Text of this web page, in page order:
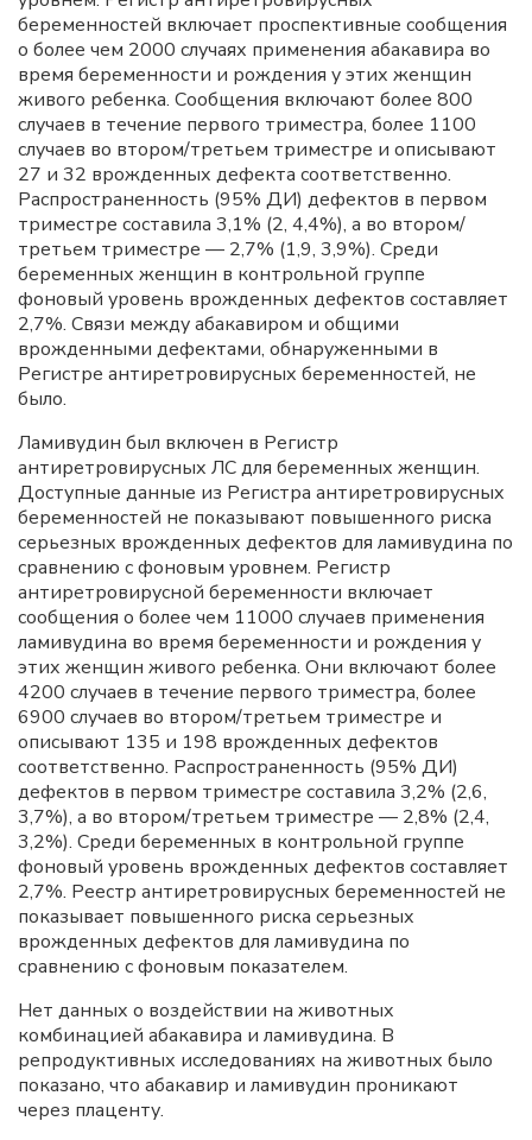
беременностей включает проспективные сообщения
о более чем 2000 случаях применения абакавира во
время беременности и рождения у этих женщин
живого ребенка. Сообщения включают более 800
случаев в течение первого триместра, более 1100
случаев во втором/третьем триместре и описывают
27 и 32 врожденных дефекта соответственно.
Распространенность (95% ДИ) дефектов в первом
триместре составила 3,1% (2, 4,4%), а во втором/
третьем триместре — 2,7% (1,9, 3,9%). Среди
беременных женщин в контрольной группе
фоновый уровень врожденных дефектов составляет
2,7%. Связи между абакавиром и общими
врожденными дефектами, обнаруженными в
Регистре антиретровирусных беременностей, не
было.
Ламивудин был включен в Регистр
антиретровирусных ЛС для беременных женщин.
Доступные данные из Регистра антиретровирусных
беременностей не показывают повышенного риска
серьезных врожденных дефектов для ламивудина по
сравнению с фоновым уровнем. Регистр
антиретровирусной беременности включает
сообщения о более чем 11000 случаев применения
ламивудина во время беременности и рождения у
этих женщин живого ребенка. Они включают более
4200 случаев в течение первого триместра, более
6900 случаев во втором/третьем триместре и
описывают 135 и 198 врожденных дефектов
соответственно. Распространенность (95% ДИ)
дефектов в первом триместре составила 3,2% (2,6,
3,7%), а во втором/третьем триместре — 2,8% (2,4,
3,2%). Среди беременных в контрольной группе
фоновый уровень врожденных дефектов составляет
2,7%. Реестр антиретровирусных беременностей не
показывает повышенного риска серьезных
врожденных дефектов для ламивудина по
сравнению с фоновым показателем.
Нет данных о воздействии на животных
комбинацией абакавира и ламивудина. В
репродуктивных исследованиях на животных было
показано, что абакавир и ламивудин проникают
через плаценту.